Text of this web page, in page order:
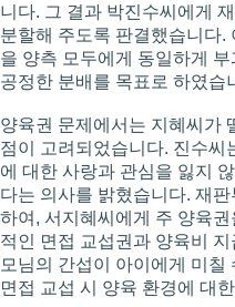
니다. 그 결과 박진수씨에게
분할해 주도록 판결했습니다.
을 양측 모두에게 동일하게
공정한 분배를 목표로 하였습
양육권 문제에서는 지혜씨가
점이 고려되었습니다. 진수씨
에 대한 사랑과 관심을 잃지
다는 의사를 밝혔습니다. 재
하여, 서지혜씨에게 주 양육
적인 면접 교섭권과 양육비
모님의 간섭이 아이에게 미칠
면접 교섭 시 양육 환경에 대